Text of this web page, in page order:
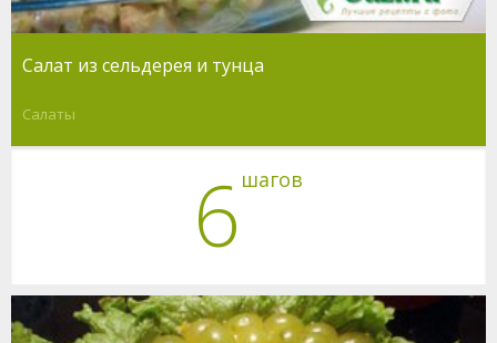
Салат из сельдерея и тунца
Салаты
6 шагов